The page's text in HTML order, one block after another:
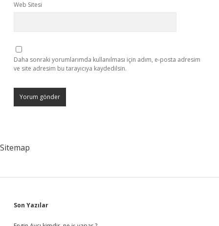
Web Sitesi
Daha sonraki yorumlarımda kullanılması için adım, e-posta adresim
ve site adresim bu tarayıcıya kaydedilsin.
Sitemap
Sidebar
Son Yazılar